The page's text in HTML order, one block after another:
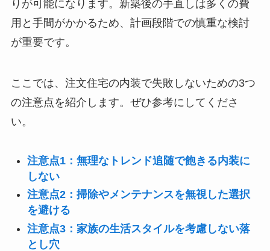
りが可能になります。新築後の手直しは多くの費
用と手間がかかるため、計画段階での慎重な検討
が重要です。
ここでは、注文住宅の内装で失敗しないための3つ
の注意点を紹介します。ぜひ参考にしてくださ
い。
注意点1：無理なトレンド追随で飽きる内装に
しない
注意点2：掃除やメンテナンスを無視した選択
を避ける
注意点3：家族の生活スタイルを考慮しない落
とし穴